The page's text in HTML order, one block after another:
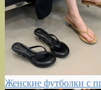
Женские футболки с